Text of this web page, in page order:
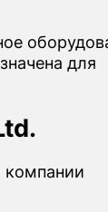
для
компании